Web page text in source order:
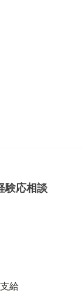
験応相談
給